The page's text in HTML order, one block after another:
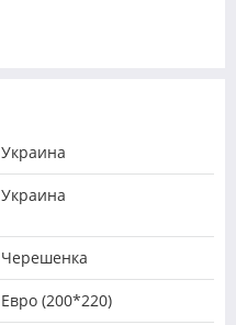
Украина
Украина
Черешенка
Евро (200*220)